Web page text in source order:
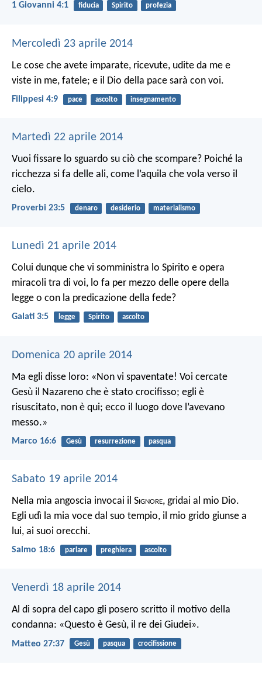
1 Giovanni 4:1 fiducia Spirito profezia
Mercoledì 23 aprile 2014
Le cose che avete imparate, ricevute, udite da me e
viste in me, fatele; e il Dio della pace sarà con voi.
Filippesi 4:9 pace ascolto insegnamento
Martedì 22 aprile 2014
Vuoi fissare lo sguardo su ciò che scompare? Poiché la
ricchezza si fa delle ali, come l’aquila che vola verso il
cielo.
Proverbi 23:5 denaro desiderio materialismo
Lunedì 21 aprile 2014
Colui dunque che vi somministra lo Spirito e opera
miracoli tra di voi, lo fa per mezzo delle opere della
legge o con la predicazione della fede?
Galati 3:5 legge Spirito ascolto
Domenica 20 aprile 2014
Ma egli disse loro: «Non vi spaventate! Voi cercate
Gesù il Nazareno che è stato crocifisso; egli è
risuscitato, non è qui; ecco il luogo dove l’avevano
messo.»
Marco 16:6 Gesù resurrezione pasqua
Sabato 19 aprile 2014
Nella mia angoscia invocai il Signore, gridai al mio Dio.
Egli udì la mia voce dal suo tempio, il mio grido giunse a
lui, ai suoi orecchi.
Salmo 18:6 parlare preghiera ascolto
Venerdì 18 aprile 2014
Al di sopra del capo gli posero scritto il motivo della
condanna: «Questo è Gesù, il re dei Giudei».
Matteo 27:37 Gesù pasqua crocifissione